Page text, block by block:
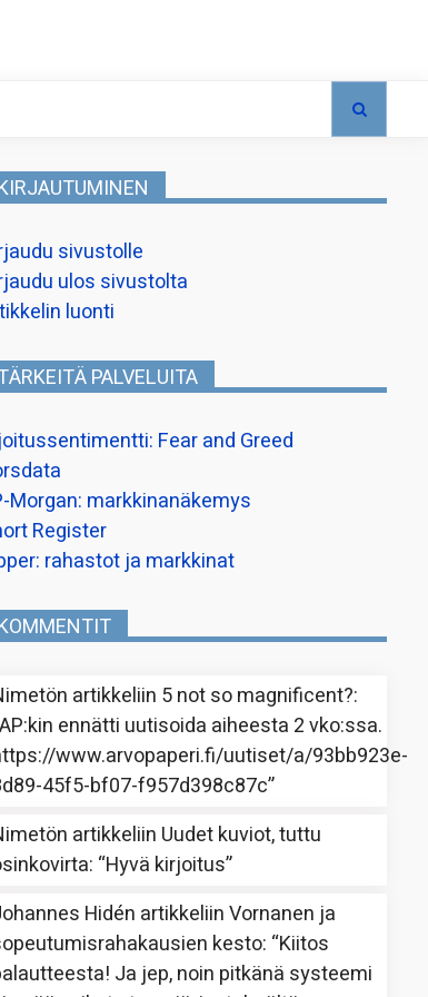
sivustolle
ulos sivustolta
luonti
PALVELUITA
Fear and Greed
Morgan: markkinanäkemys
Register
rahastot ja markkinat
artikkeliin 5 not so magnificent?:
AP:kin ennätti uutisoida aiheesta 2 vko:ssa.
www.arvopaperi.fi/uutiset/a/93bb923e-
45f5-bf07-f957d398c87c”
artikkeliin Uudet kuviot, tuttu
: “Hyvä kirjoitus”
Hidén artikkeliinVornanen ja
kesto: “Kiitos
Ja jep, noin pitkänä systeemi